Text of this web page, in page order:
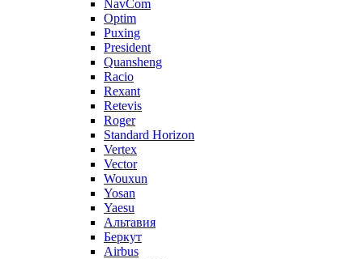
NavCom
Optim
Puxing
President
Quansheng
Racio
Rexant
Retevis
Roger
Standard Horizon
Vertex
Vector
Wouxun
Yosan
Yaesu
Альтавия
Беркут
Airbus